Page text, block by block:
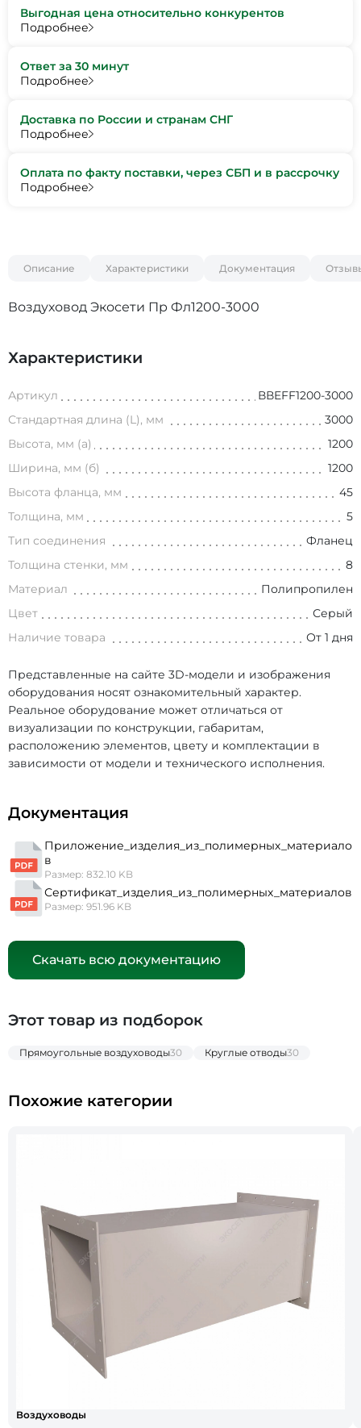
Выгодная цена относительно конкурентов
Подробнее
Ответ за 30 минут
Подробнее
Доставка по России и странам СНГ
Подробнее
Оплата по факту поставки, через СБП и в рассрочку
Подробнее
Описание Характеристики Документация
Воздуховод Экосети Пр Фл1200-3000
Характеристики
Артикул
ВВEFF1200-3000
Стандартная длина (L), мм
3000
Высота, мм (а)
1200
Ширина, мм (б)
1200
Высота фланца, мм
45
Толщина, мм
5
Тип соединения
Фланец
Толщина стенки, мм
8
Материал
Полипропилен
Цвет
Серый
Наличие товара
От 1 дня
Представленные на сайте 3D-модели и изображения
оборудования носят ознакомительный характер.
Реальное оборудование может отличаться от
визуализации по конструкции, габаритам,
расположению элементов, цвету и комплектации в
зависимости от модели и технического исполнения.
Документация
Приложение_изделия_из_полимерных_материало
в
Размер: 832.10 KB
Сертификат_изделия_из_полимерных_материалов
Размер: 951.96 KB
Скачать всю документацию
Этот товар из подборок
Прямоугольные воздуховоды30 Круглые отводы30
Похожие категории
Воздуховоды